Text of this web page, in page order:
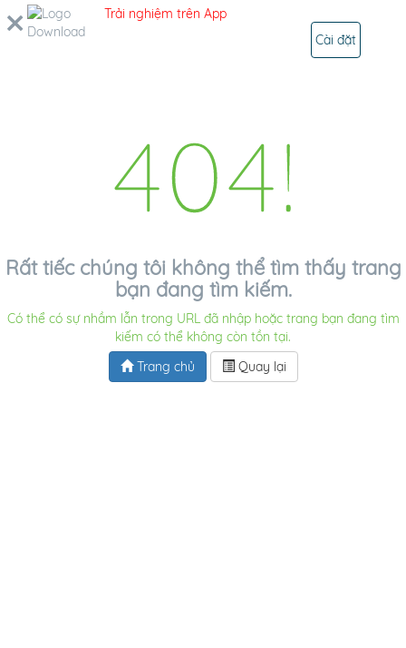
TÌM KIẾM
404!
Rất tiếc chúng tôi không thể tìm thấy trang
bạn đang tìm kiếm.
Có thể có sự nhầm lẫn trong URL đã nhập hoặc trang bạn đang tìm
kiếm có thể không còn tồn tại.
Trang chủ
Quay lại
Trải nghiệm trên App
Cài đặt